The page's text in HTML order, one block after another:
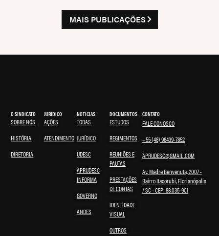
MAIS PUBLICAÇÕES
O SINDICATO
SOBRE NÓS
HISTÓRIA
DIRETORIA
JURÍDICO
AÇÕES
ATENDIMENTO
NOTÍCIAS
TODAS
JURÍDICO
UDESC
APRUDESC
INFORMA
GOVERNO
ANDES
DOCUMENTOS
ESTUDOS
REGIMENTOS
REUNIÕES E
PAUTAS
PRESTAÇÕES
DE CONTAS
IDENTIDADE
VISUAL
OUTROS
CONTATO
FALE CONOSCO
+55 (48) 98439-7852
APRUDESC@GMAIL.COM
Av. Madre Benvenuta, 2007 -
Bairro Itacorubi, Florianópolis
/ SC - CEP: 88.035-901